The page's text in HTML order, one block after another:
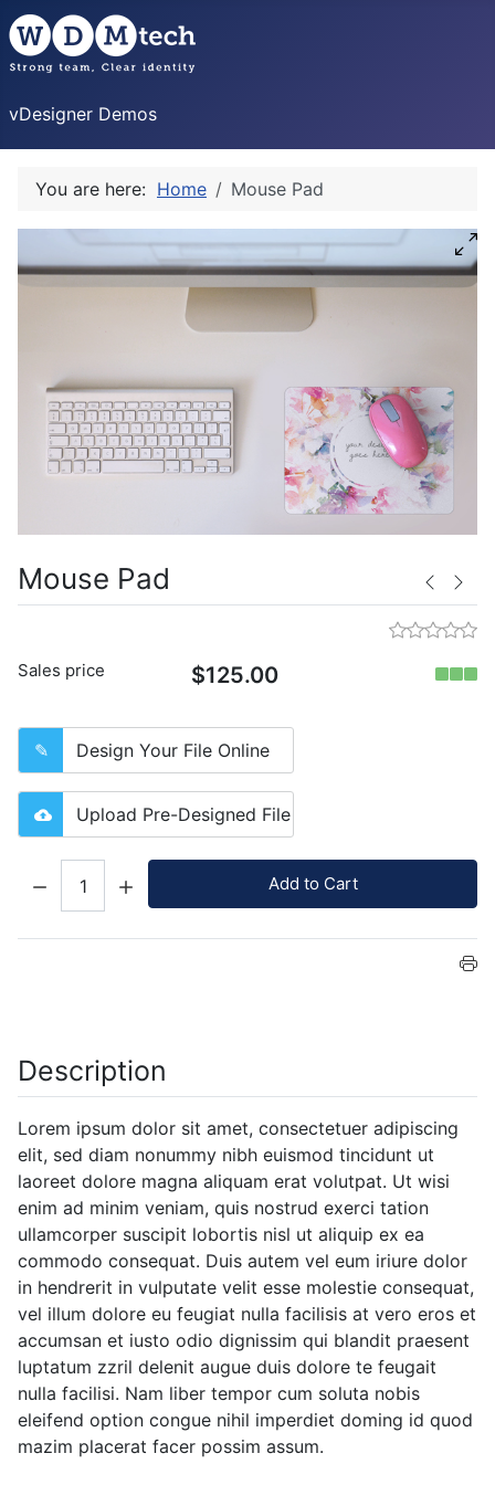
vDesigner Demos
You are here: Home Mouse Pad
Mouse Pad
Sales price $125.00
Design Your File Online
Upload Pre-Designed File
Add to Cart
Description
Lorem ipsum dolor sit amet, consectetuer adipiscing
elit, sed diam nonummy nibh euismod tincidunt ut
laoreet dolore magna aliquam erat volutpat. Ut wisi
enim ad minim veniam, quis nostrud exerci tation
ullamcorper suscipit lobortis nisl ut aliquip ex ea
commodo consequat. Duis autem vel eum iriure dolor
in hendrerit in vulputate velit esse molestie consequat,
vel illum dolore eu feugiat nulla facilisis at vero eros et
accumsan et iusto odio dignissim qui blandit praesent
luptatum zzril delenit augue duis dolore te feugait
nulla facilisi. Nam liber tempor cum soluta nobis
eleifend option congue nihil imperdiet doming id quod
mazim placerat facer possim assum.